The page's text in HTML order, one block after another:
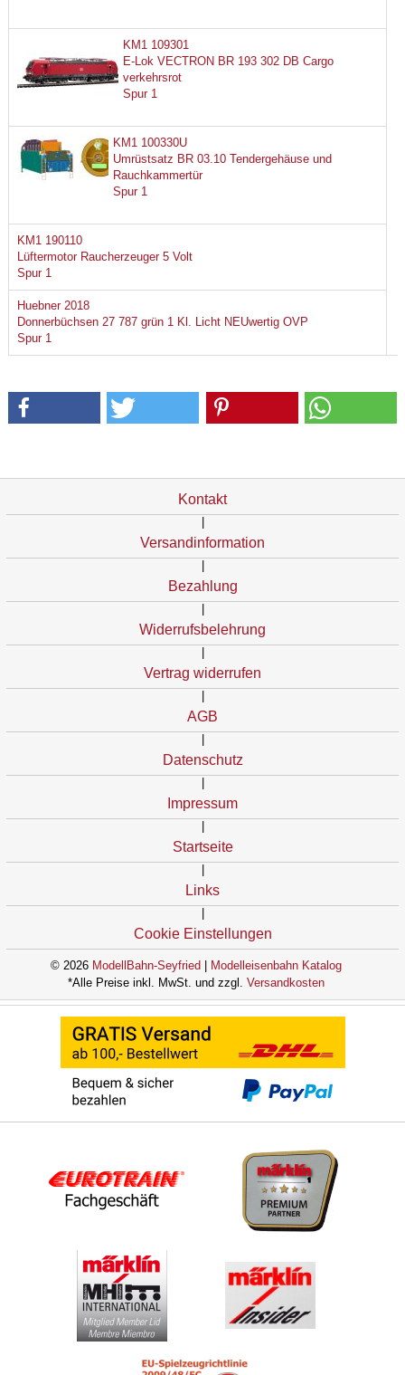
KM1 109301
E-Lok VECTRON BR 193 302 DB Cargo
verkehrsrot
Spur 1
KM1 100330U
Umrüstsatz BR 03.10 Tendergehäuse und
Rauchkammertür
Spur 1
KM1 190110
Lüftermotor Raucherzeuger 5 Volt
Spur 1
Huebner 2018
Donnerbüchsen 27 787 grün 1 Kl. Licht NEUwertig OVP
Spur 1
Kontakt
Versandinformation
Bezahlung
Widerrufsbelehrung
Vertrag widerrufen
AGB
Datenschutz
Impressum
Startseite
Links
Cookie Einstellungen
© 2026 ModellBahn-Seyfried
Modelleisenbahn Katalog
*Alle Preise inkl. MwSt. und zzgl. Versandkosten